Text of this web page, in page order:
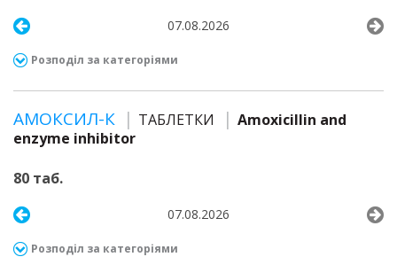
07.08.2026
Розподіл за категоріями
АМОКСИЛ-К ТАБЛЕТКИ
Amoxicillin and
enzyme inhibitor
80 таб.
07.08.2026
Розподіл за категоріями